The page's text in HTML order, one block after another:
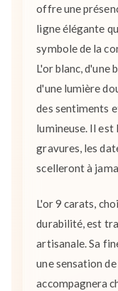
offre une
ligne élégante
symbole de la
L'or blanc, d'une
d'une lumière
des sentiments
lumineuse. Il
gravures, les
scelleront à
L'or 9 carats,
durabilité, est
artisanale. Sa
une sensation
accompagnera